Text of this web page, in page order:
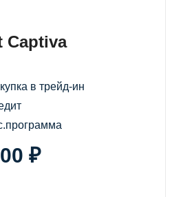
Captiva
в трейд-ин
₽